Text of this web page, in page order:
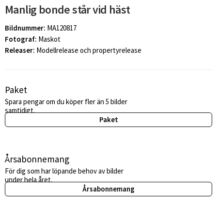
Manlig bonde står vid häst
Bildnummer: MA120817
Fotograf: Maskot
Releaser: Modellrelease och propertyrelease
Paket
Spara pengar om du köper fler än 5 bilder
samtidigt.
Paket
Årsabonnemang
För dig som har löpande behov av bilder
under hela året.
Årsabonnemang